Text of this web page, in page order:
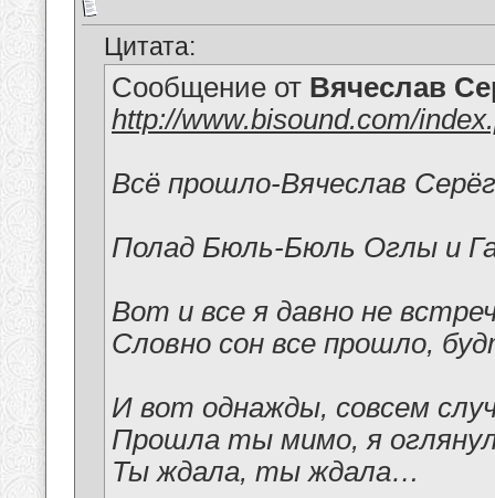
Цитата:
Сообщение от Вячеслав
http://www.bisound.com/
Всё прошло-Вячеслав
Полад Бюль-Бюль Оглы и
Вот и все я давно не
Словно сон все прошло,
И вот однажды, совсем
Прошла ты мимо, я
Ты ждала, ты ждала…